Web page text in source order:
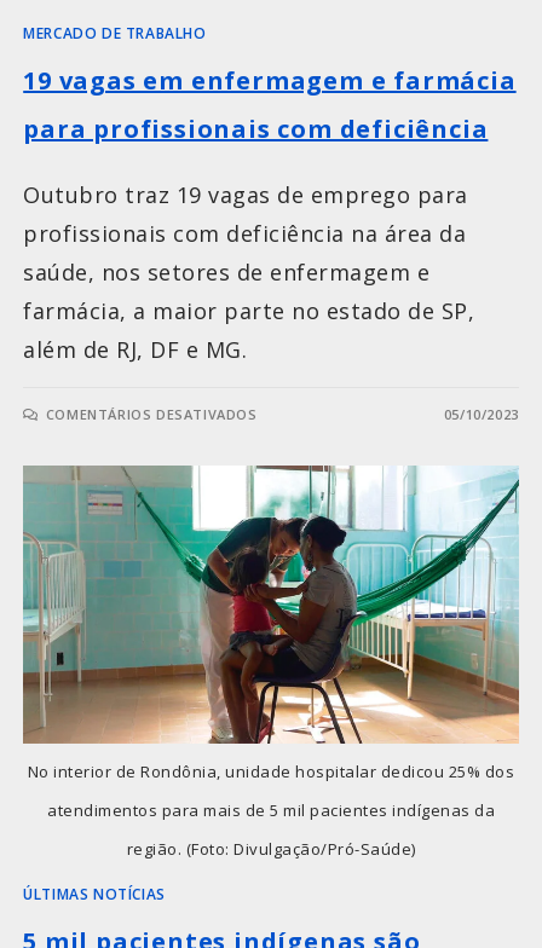
MERCADO DE TRABALHO
19 vagas em enfermagem e farmácia
para profissionais com deficiência
Outubro traz 19 vagas de emprego para
profissionais com deficiência na área da
saúde, nos setores de enfermagem e
farmácia, a maior parte no estado de SP,
além de RJ, DF e MG.
COMENTÁRIOS DESATIVADOS 05/10/2023
No interior de Rondônia, unidade hospitalar dedicou 25% dos
atendimentos para mais de 5 mil pacientes indígenas da
região. (Foto: Divulgação/Pró-Saúde)
ÚLTIMAS NOTÍCIAS
5 mil pacientes indígenas são